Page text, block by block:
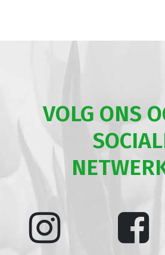
VOLG ONS